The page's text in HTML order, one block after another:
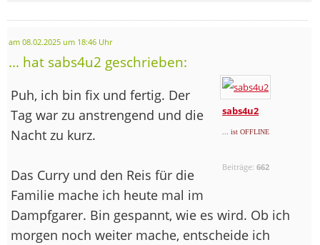
am 08.02.2025 um 18:46 Uhr
... hat sabs4u2 geschrieben:
sabs4u2
... ist OFFLINE
Beiträge:662
Puh, ich bin fix und fertig. Der
Tag war zu anstrengend und die
Nacht zu kurz.
Das Curry und den Reis für die
Familie mache ich heute mal im
Dampfgarer. Bin gespannt, wie es wird. Ob ich
morgen noch weiter mache, entscheide ich